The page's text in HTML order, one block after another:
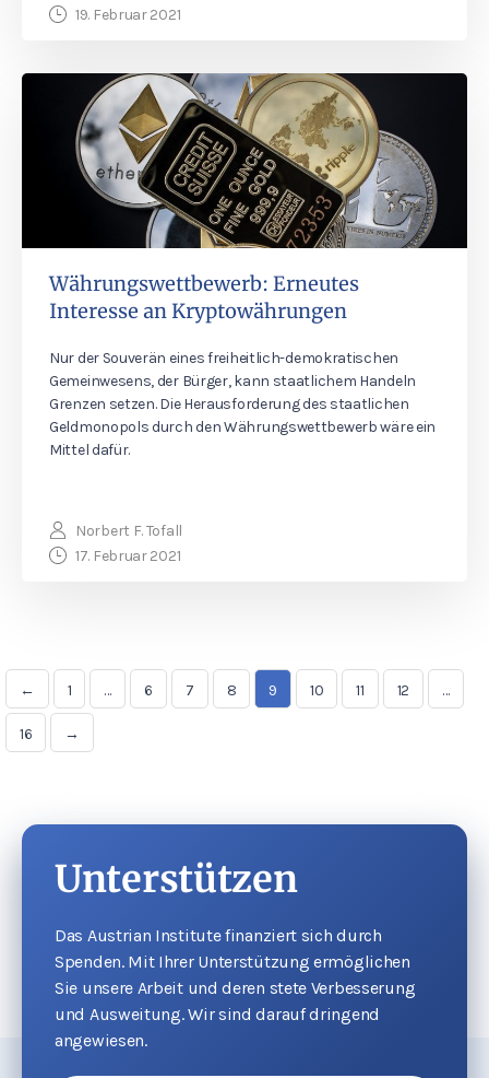
19. Februar 2021
Währungswettbewerb: Erneutes
Interesse an Kryptowährungen
Nur der Souverän eines freiheitlich-demokratischen
Gemeinwesens, der Bürger, kann staatlichem Handeln
Grenzen setzen. Die Herausforderung des staatlichen
Geldmonopols durch den Währungswettbewerb wäre ein
Mittel dafür.
Norbert F. Tofall
17. Februar 2021
← 1 … 6 7 8 9 10 11 12 …
16 →
Unterstützen
Das Austrian Institute finanziert sich durch
Spenden. Mit Ihrer Unterstützung ermöglichen
Sie unsere Arbeit und deren stete Verbesserung
und Ausweitung. Wir sind darauf dringend
angewiesen.